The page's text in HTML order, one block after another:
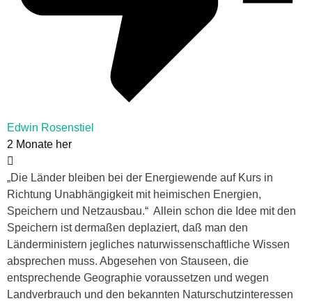
Edwin Rosenstiel
2 Monate her
„Die Länder bleiben bei der Energiewende auf Kurs in
Richtung Unabhängigkeit mit heimischen Energien,
Speichern und Netzausbau.“ Allein schon die Idee mit den
Speichern ist dermaßen deplaziert, daß man den
Länderministern jegliches naturwissenschaftliche Wissen
absprechen muss. Abgesehen von Stauseen, die
entsprechende Geographie voraussetzen und wegen
Landverbrauch und den bekannten Naturschutzinteressen